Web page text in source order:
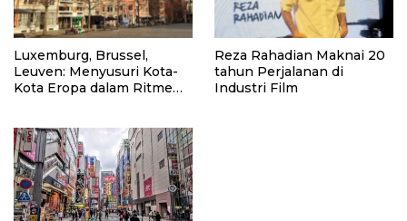
Luxemburg, Brussel,
Leuven: Menyusuri Kota-
Kota Eropa dalam Ritme
Reza Rahadian Maknai 20
tahun Perjalanan di
Industri Film